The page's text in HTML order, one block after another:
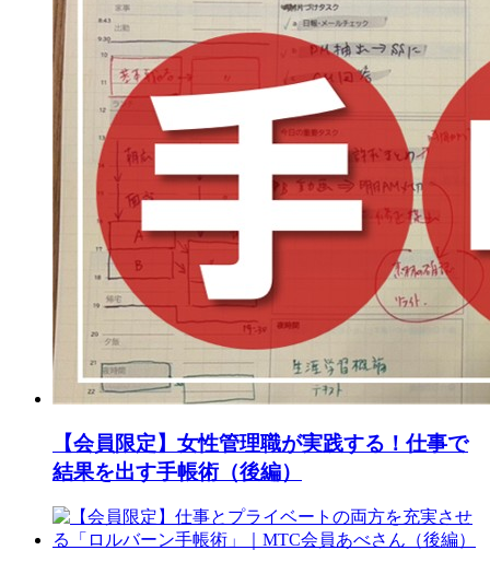
【会員限定】女性管理職が実践する！仕事で
結果を出す手帳術（後編）